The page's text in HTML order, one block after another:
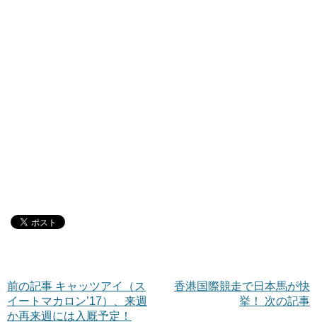
香港国際競走で日本馬が快
挙！ 次の記事
前の記事 キャッツアイ（ス
イートマカロン’17）、来週
か再来週には入厩予定！